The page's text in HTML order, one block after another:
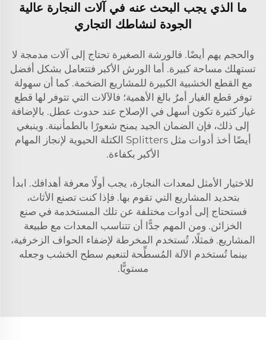
ما الذي يجب البحث عنه في آلات النجارة عالية
الجودة لنشاطك التجاري
والحجم يهم أيضًا. فالورشة الصغيرة تحتاج إلى آلات مدمجة لا
تستهلك مساحة كبيرة. أما الورش الأكبر فتتعامل بشكل أفضل
مع القطع الخشبية الكبيرة للمشاريع الضخمة. كما أن سهولة
توفر قطع الغيار أمرٌ بالغ الأهمية؛ فالآلات التي تتوفر لها قطع
غيار كثيرة تكون أسهل في الإصلاح عند حدوث عطل. بالإضافة
إلى ذلك، فإن الضمان الجيد يمنح شعورًا بالطمأنينة. وينبغي
أيضًا أخذ أدوات مثل Splitters الكتلة الحيوية
لإنجاز المهام
الأكبر بكفاءة.
للاختيار الأمثل لمعدات النجارة، يجب أولًا معرفة أهدافك. ابدأ
بتحديد المشاريع التي تقوم بها. فإذا كنت تصنع الأثاث،
فستحتاج إلى أدوات مختلفة عن تلك المستخدمة في صنع
الخزائن. ومن المهم جدًّا أن تتناسب المعدات مع طبيعة
المشاريع. فمثلًا، تُستخدم المخرطة لإضفاء الحواف الزخرفية،
بينما تُستخدم الآلة المُسطِّحة لتنعيم سطح الخشب وجعله
مستويًّا.